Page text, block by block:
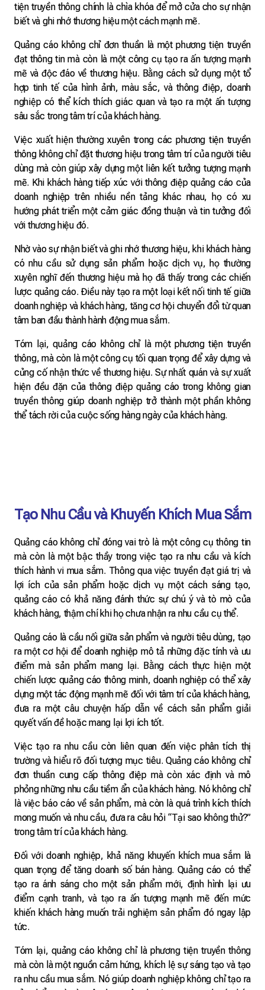
tiện truyền thông chính là chìa khóa để mở cửa cho sự nhận
biết và ghi nhớ thương hiệu một cách mạnh mẽ.
Quảng cáo không chỉ đơn thuần là một phương tiện truyền
đạt thông tin mà còn là một công cụ tạo ra ấn tượng mạnh
mẽ và độc đáo về thương hiệu. Bằng cách sử dụng một tổ
hợp tinh tế của hình ảnh, màu sắc, và thông điệp, doanh
nghiệp có thể kích thích giác quan và tạo ra một ấn tượng
sâu sắc trong tâm trí của khách hàng.
Việc xuất hiện thường xuyên trong các phương tiện truyền
thông không chỉ đặt thương hiệu trong tâm trí của người tiêu
dùng mà còn giúp xây dựng một liên kết tưởng tượng mạnh
mẽ. Khi khách hàng tiếp xúc với thông điệp quảng cáo của
doanh nghiệp trên nhiều nền tảng khác nhau, họ có xu
hướng phát triển một cảm giác đồng thuận và tin tưởng đối
với thương hiệu đó.
Nhờ vào sự nhận biết và ghi nhớ thương hiệu, khi khách hàng
có nhu cầu sử dụng sản phẩm hoặc dịch vụ, họ thường
xuyên nghĩ đến thương hiệu mà họ đã thấy trong các chiến
lược quảng cáo. Điều này tạo ra một loại kết nối tinh tế giữa
doanh nghiệp và khách hàng, tăng cơ hội chuyển đổi từ quan
tâm ban đầu thành hành động mua sắm.
Tóm lại, quảng cáo không chỉ là một phương tiện truyền
thông, mà còn là một công cụ tối quan trọng để xây dựng và
củng cố nhận thức về thương hiệu. Sự nhất quán và sự xuất
hiện đều đặn của thông điệp quảng cáo trong không gian
truyền thông giúp doanh nghiệp trở thành một phần không
thể tách rời của cuộc sống hàng ngày của khách hàng.
Tạo Nhu Cầu và Khuyến Khích Mua Sắm
Quảng cáo không chỉ đóng vai trò là một công cụ thông tin
mà còn là một bậc thầy trong việc tạo ra nhu cầu và kích
thích hành vi mua sắm. Thông qua việc truyền đạt giá trị và
lợi ích của sản phẩm hoặc dịch vụ một cách sáng tạo,
quảng cáo có khả năng đánh thức sự chú ý và tò mò của
khách hàng, thậm chí khi họ chưa nhận ra nhu cầu cụ thể.
Quảng cáo là cầu nối giữa sản phẩm và người tiêu dùng, tạo
ra một cơ hội để doanh nghiệp mô tả những đặc tính và ưu
điểm mà sản phẩm mang lại. Bằng cách thực hiện một
chiến lược quảng cáo thông minh, doanh nghiệp có thể xây
dựng một tác động mạnh mẽ đối với tâm trí của khách hàng,
đưa ra một câu chuyện hấp dẫn về cách sản phẩm giải
quyết vấn đề hoặc mang lại lợi ích tốt.
Việc tạo ra nhu cầu còn liên quan đến việc phân tích thị
trường và hiểu rõ đối tượng mục tiêu. Quảng cáo không chỉ
đơn thuần cung cấp thông điệp mà còn xác định và mô
phỏng những nhu cầu tiềm ẩn của khách hàng. Nó không chỉ
là việc báo cáo về sản phẩm, mà còn là quá trình kích thích
mong muốn và nhu cầu, đưa ra câu hỏi “Tại sao không thử?”
trong tâm trí của khách hàng.
Đối với doanh nghiệp, khả năng khuyến khích mua sắm là
quan trọng để tăng doanh số bán hàng. Quảng cáo có thể
tạo ra ánh sáng cho một sản phẩm mới, định hình lại ưu
điểm cạnh tranh, và tạo ra ấn tượng mạnh mẽ đến mức
khiến khách hàng muốn trải nghiệm sản phẩm đó ngay lập
tức.
Tóm lại, quảng cáo không chỉ là phương tiện truyền thông
mà còn là một nguồn cảm hứng, khích lệ sự sáng tạo và tạo
ra nhu cầu mua sắm. Nó giúp doanh nghiệp không chỉ tạo ra